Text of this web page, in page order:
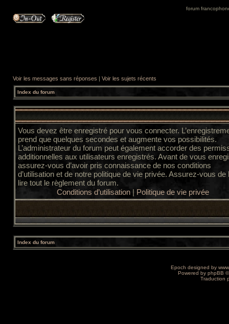
forum
Voir les messages sans réponses | Voir les sujets récents
Index du forum
Vous devez être enregistré pour vous connecter.
prend que quelques secondes et augmente vos possibilités.
L’administrateur du forum peut également accorder des
additionnelles aux utilisateurs enregistrés. Avant de vous
assurez-vous d’avoir pris connaissance de nos conditions
d’utilisation et de notre politique de vie privée. Assurez-vous de
lire tout le règlement du forum.
Conditions d’utilisation| Politique de vie privée
Index du forum
Epoch designed by
Powered by phpBB
Traduction